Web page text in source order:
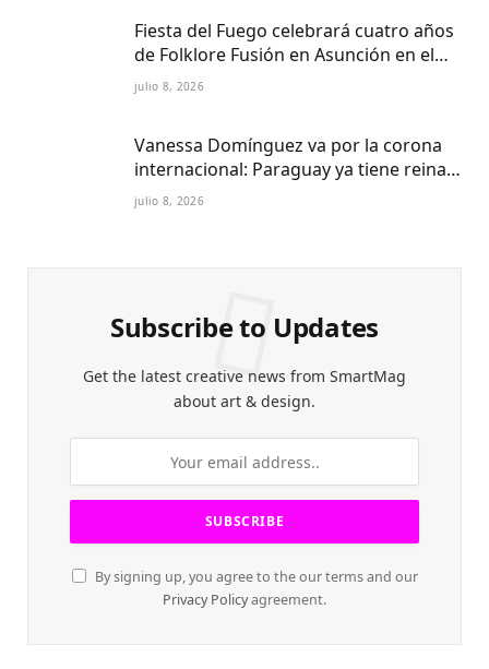
Fiesta del Fuego celebrará cuatro años
de Folklore Fusión en Asunción en el
Centro Cultural del Puerto
julio 8, 2026
Vanessa Domínguez va por la corona
internacional: Paraguay ya tiene reina
Petite 2027
julio 8, 2026
Subscribe to Updates
Get the latest creative news from SmartMag
about art & design.
By signing up, you agree to the our terms and our
Privacy Policyagreement.